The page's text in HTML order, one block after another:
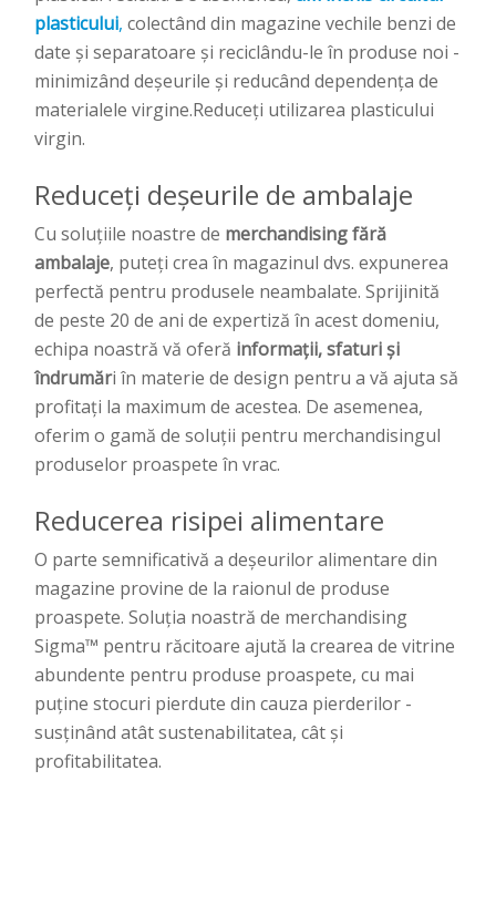
plasticului, colectând din magazine vechile benzi de
date și separatoare și reciclându-le în produse noi -
minimizând deșeurile și reducând dependența de
materialele virgine.Reduceți utilizarea plasticului
virgin.
Reduceți deșeurile de ambalaje
Cu soluțiile noastre de merchandising fără
ambalaje, puteți crea în magazinul dvs. expunerea
perfectă pentru produsele neambalate. Sprijinită
de peste 20 de ani de expertiză în acest domeniu,
echipa noastră vă oferă informații, sfaturi și
îndrumări în materie de design pentru a vă ajuta să
profitați la maximum de acestea. De asemenea,
oferim o gamă de soluții pentru merchandisingul
produselor proaspete în vrac.
Reducerea risipei alimentare
O parte semnificativă a deșeurilor alimentare din
magazine provine de la raionul de produse
proaspete. Soluția noastră de merchandising
Sigma™ pentru răcitoare ajută la crearea de vitrine
abundente pentru produse proaspete, cu mai
puține stocuri pierdute din cauza pierderilor -
susținând atât sustenabilitatea, cât și
profitabilitatea.